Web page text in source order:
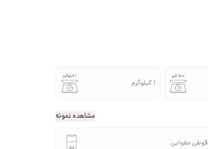
1 کیلوگرم
مشاهده نمونه
قوطی مقوایی